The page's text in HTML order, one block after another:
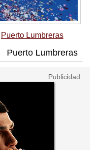
Puerto Lumbreras
Puerto Lumbreras